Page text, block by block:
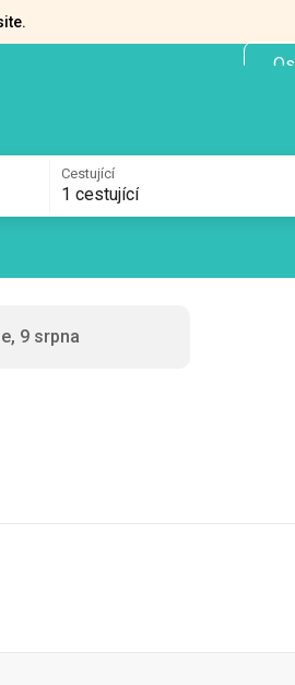
Cestující
1 cestující
9 srpna